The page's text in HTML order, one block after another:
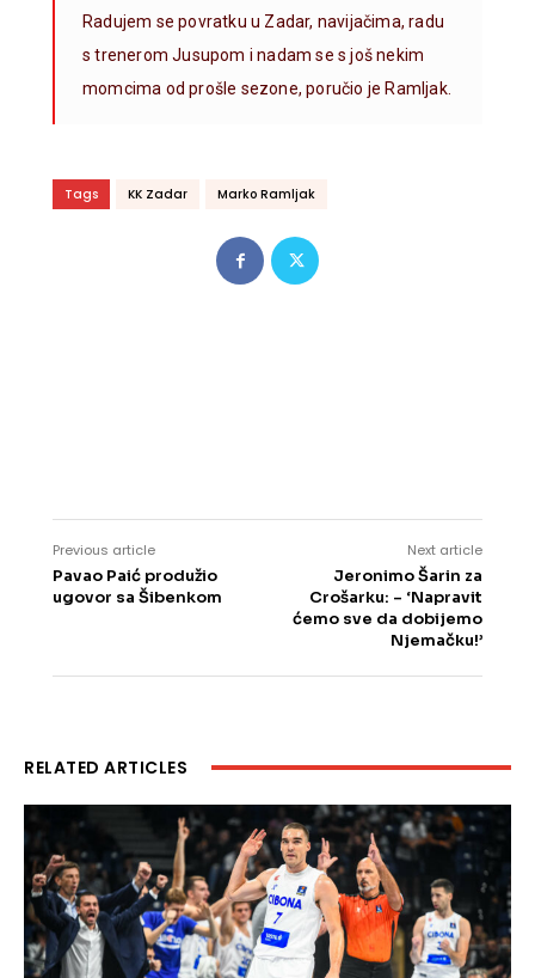
Radujem se povratku u Zadar, navijačima, radu
s trenerom Jusupom i nadam se s još nekim
momcima od prošle sezone, poručio je Ramljak.
Tags KK Zadar Marko Ramljak
Previous article
Pavao Paić produžio
ugovor sa Šibenkom
Next article
Jeronimo Šarin za
Crošarku: – ‘Napravit
ćemo sve da dobijemo
Njemačku!’
RELATED ARTICLES